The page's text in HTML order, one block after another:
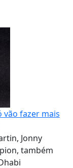
vão fazer mais
Jonny
também